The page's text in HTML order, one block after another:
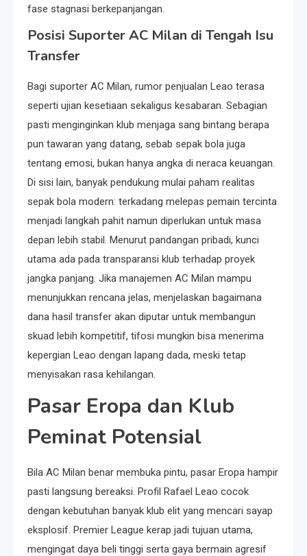
fase stagnasi berkepanjangan.
Posisi Suporter AC Milan di Tengah Isu
Transfer
Bagi suporter AC Milan, rumor penjualan Leao terasa
seperti ujian kesetiaan sekaligus kesabaran. Sebagian
pasti menginginkan klub menjaga sang bintang berapa
pun tawaran yang datang, sebab sepak bola juga
tentang emosi, bukan hanya angka di neraca keuangan.
Di sisi lain, banyak pendukung mulai paham realitas
sepak bola modern: terkadang melepas pemain tercinta
menjadi langkah pahit namun diperlukan untuk masa
depan lebih stabil. Menurut pandangan pribadi, kunci
utama ada pada transparansi klub terhadap proyek
jangka panjang. Jika manajemen AC Milan mampu
menunjukkan rencana jelas, menjelaskan bagaimana
dana hasil transfer akan diputar untuk membangun
skuad lebih kompetitif, tifosi mungkin bisa menerima
kepergian Leao dengan lapang dada, meski tetap
menyisakan rasa kehilangan.
Pasar Eropa dan Klub
Peminat Potensial
Bila AC Milan benar membuka pintu, pasar Eropa hampir
pasti langsung bereaksi. Profil Rafael Leao cocok
dengan kebutuhan banyak klub elit yang mencari sayap
eksplosif. Premier League kerap jadi tujuan utama,
mengingat daya beli tinggi serta gaya bermain agresif